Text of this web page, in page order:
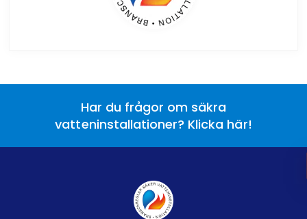
Har du frågor om säkra
vatteninstallationer? Klicka här!